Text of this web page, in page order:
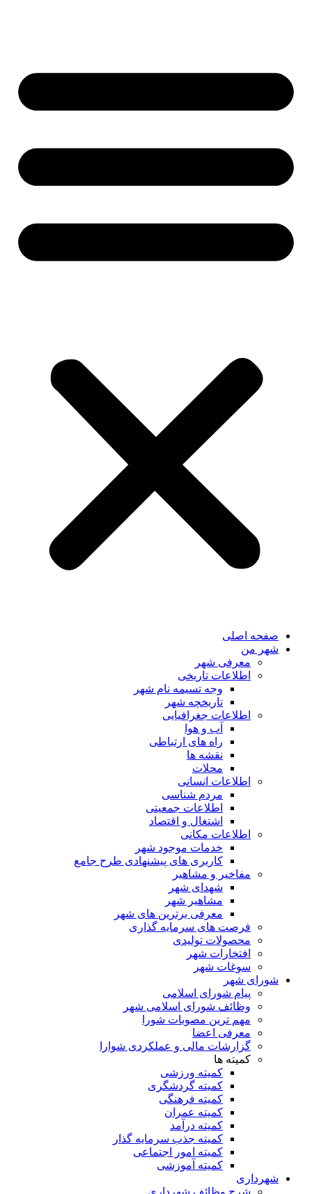
صفحه اصلی
شهر من
معرفی شهر
اطلاعات تاریخی
وجه تسیمه نام شهر
تاریخچه شهر
اطلاعات جغرافیایی
آب و هوا
راه های ارتباطی
نقشه ها
محلات
اطلاعات انسانی
مردم شناسی
اطلاعات جمعیتی
اشتغال و اقتصاد
اطلاعات مکانی
خدمات موجود شهر
کاربری های پیشنهادی طرح جامع
مفاخیر و مشاهیر
شهدای شهر
مشاهیر شهر
معرفی برترین های شهر
فرصت های سرمایه گذاری
محصولات تولیدی
افتخارات شهر
سوغات شهر
شورای شهر
پیام شورای اسلامی
وظائف شورای اسلامی شهر
مهم ترین مصوبات شورا
معرفی اعضا
گزارشات مالی و عملکردی شوارا
کمیته ها
کمیته ورزشی
کمیته گردشگری
کمیته فرهنگی
کمیته عمران
کمیته درآمد
کمیته جذب سرمایه گذار
کمیته امور اجتماعی
کمیته آموزشی
شهرداری